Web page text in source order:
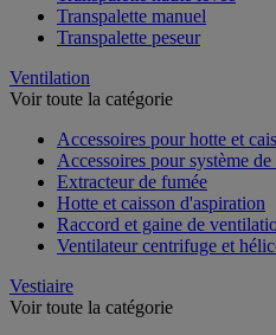
Transpalette manuel
Transpalette peseur
Ventilation
Voir toute la catégorie
Accessoires pour hotte et
Accessoires pour système
Extracteur de fumée
Hotte et caisson d'aspiration
Raccord et gaine de
Ventilateur centrifuge et
Vestiaire
Voir toute la catégorie